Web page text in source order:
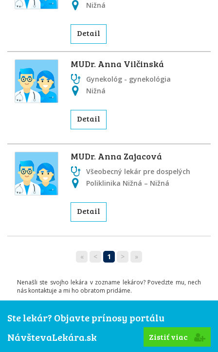
Nižná
Detail
MUDr. Anna Vilčinská
Gynekológ - gynekológia
Nižná
Detail
MUDr. Anna Zajacová
Všeobecný lekár pre dospelých
Poliklinika Nižná – Nižná
Detail
« < 1 > »
Nenašli ste svojho lekára v zozname lekárov? Povedzte mu, nech
nás kontaktuje a mi ho obratom pridáme.
Ste lekár? Objavte prínosy portálu
NávštevaLekára.sk
Zistiť viac